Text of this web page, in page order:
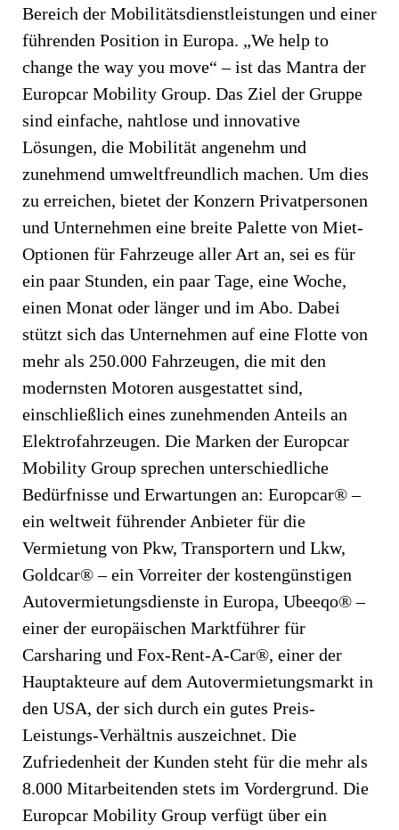
Bereich der Mobilitätsdienstleistungen und einer
führenden Position in Europa. „We help to
change the way you move“ – ist das Mantra der
Europcar Mobility Group. Das Ziel der Gruppe
sind einfache, nahtlose und innovative
Lösungen, die Mobilität angenehm und
zunehmend umweltfreundlich machen. Um dies
zu erreichen, bietet der Konzern Privatpersonen
und Unternehmen eine breite Palette von Miet-
Optionen für Fahrzeuge aller Art an, sei es für
ein paar Stunden, ein paar Tage, eine Woche,
einen Monat oder länger und im Abo. Dabei
stützt sich das Unternehmen auf eine Flotte von
mehr als 250.000 Fahrzeugen, die mit den
modernsten Motoren ausgestattet sind,
einschließlich eines zunehmenden Anteils an
Elektrofahrzeugen. Die Marken der Europcar
Mobility Group sprechen unterschiedliche
Bedürfnisse und Erwartungen an: Europcar® –
ein weltweit führender Anbieter für die
Vermietung von Pkw, Transportern und Lkw,
Goldcar® – ein Vorreiter der kostengünstigen
Autovermietungsdienste in Europa, Ubeeqo® –
einer der europäischen Marktführer für
Carsharing und Fox-Rent-A-Car®, einer der
Hauptakteure auf dem Autovermietungsmarkt in
den USA, der sich durch ein gutes Preis-
Leistungs-Verhältnis auszeichnet. Die
Zufriedenheit der Kunden steht für die mehr als
8.000 Mitarbeitenden stets im Vordergrund. Die
Europcar Mobility Group verfügt über ein